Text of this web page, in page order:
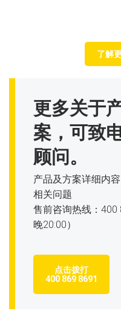
了解
更多关于
案，可致
顾问。
产品及方案详细内
相关问题
售前咨询热线：400
晚20:00）
点击拨打
400 869 8691